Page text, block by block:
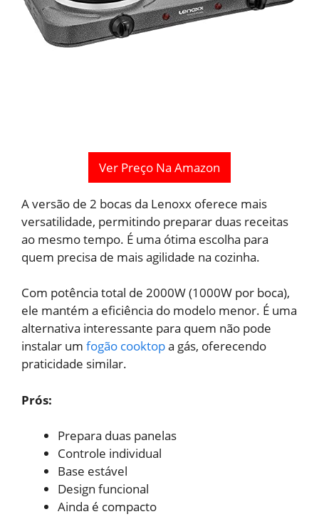
Ver Preço Na Amazon
A versão de 2 bocas da Lenoxx oferece mais
versatilidade, permitindo preparar duas receitas
ao mesmo tempo. É uma ótima escolha para
quem precisa de mais agilidade na cozinha.
Com potência total de 2000W (1000W por boca),
ele mantém a eficiência do modelo menor. É uma
alternativa interessante para quem não pode
instalar um fogão cooktopa gás, oferecendo
praticidade similar.
Prós:
Prepara duas panelas
Controle individual
Base estável
Design funcional
Ainda é compacto